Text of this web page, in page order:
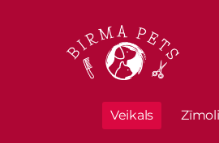
Veikals Zīmoli